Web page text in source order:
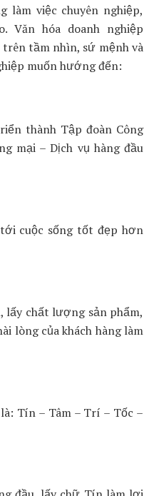
việc chuyên nghiệp,
Văn hóa doanh nghiệp
tầm nhìn, sứ mệnh và
muốn hướng đến:
thành Tập đoàn Công
mại – Dịch vụ hàng đầu
cuộc sống tốt đẹp hơn
lấy chất lượng sản phẩm,
lòng của khách hàng làm
Tín – Tâm – Trí – Tốc –